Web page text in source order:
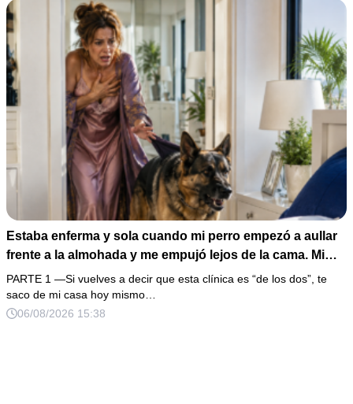
Estaba enferma y sola cuando mi perro empezó a aullar
frente a la almohada y me empujó lejos de la cama. Mi
esposo regresó un día antes y susurró: “Acuéstate,
amor, yo te cuidaré”. Fingí obedecer, pero escondí una
grabadora bajo la cobija… Esa noche escuché por qué
PARTE 1 —Si vuelves a decir que esta clínica es “de los dos”, te
saco de mi casa hoy mismo…
06/08/2026 15:38